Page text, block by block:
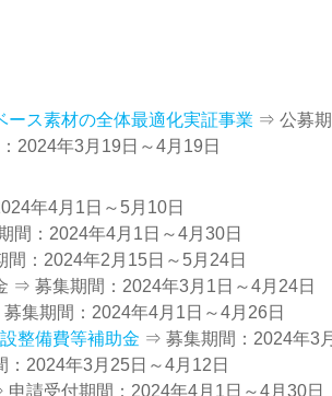
ース素材の全体最適化実証事業 ⇒ 公募期
2024年3月19日～4月19日
年4月1日～5月10日
間：2024年4月1日～4月30日
：2024年2月15日～5月24日
⇒ 募集期間：2024年3月1日～4月24日
集期間：2024年4月1日～4月26日
整備費等補助金 ⇒ 募集期間：2024年3
2024年3月25日～4月12日
請受付期間：2024年4月1日～4月30日